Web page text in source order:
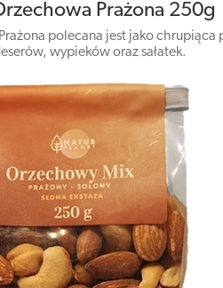
Prażona 250g
polecana jest jako
wypieków oraz sałatek.